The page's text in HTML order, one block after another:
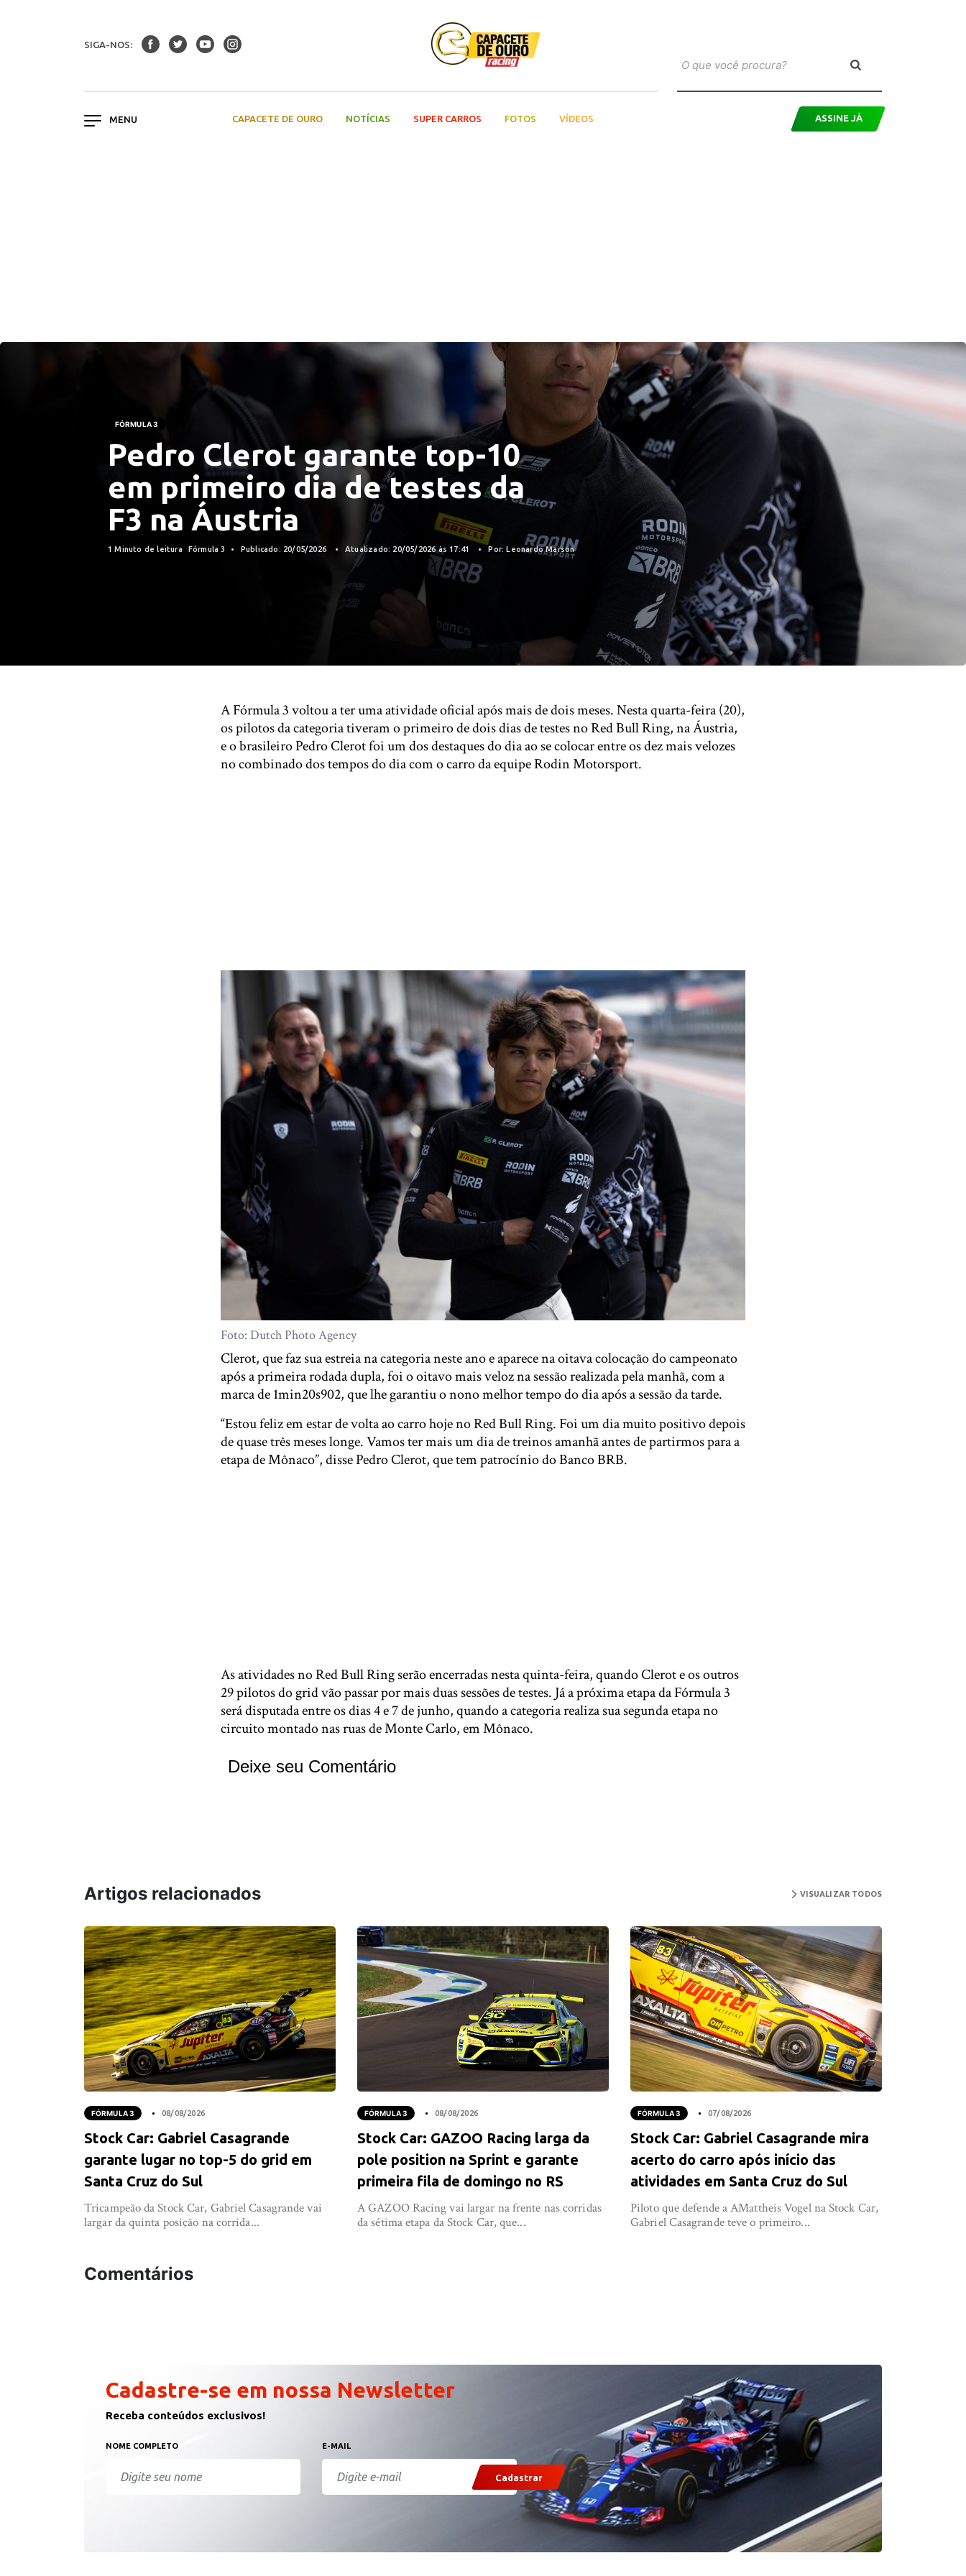
SIGA-NOS:
CAPACETE DE OURO NOTÍCIAS SUPER CARROS FOTOS VÍDEOS ASSINE JÁ
FÓRMULA 3
Pedro Clerot garante top-10
em primeiro dia de testes da
F3 na Áustria
1 Minuto de leitura Fórmula 3 Publicado: 20/05/2026 Atualizado: 20/05/2026 às 17:41 Por: Leonardo Marson
A Fórmula 3 voltou a ter uma atividade oficial após mais de dois meses. Nesta quarta-feira (20),
os pilotos da categoria tiveram o primeiro de dois dias de testes no Red Bull Ring, na Áustria,
e o brasileiro Pedro Clerot foi um dos destaques do dia ao se colocar entre os dez mais velozes
no combinado dos tempos do dia com o carro da equipe Rodin Motorsport.
Foto: Dutch Photo Agency
Clerot, que faz sua estreia na categoria neste ano e aparece na oitava colocação do campeonato
após a primeira rodada dupla, foi o oitavo mais veloz na sessão realizada pela manhã, com a
marca de 1min20s902, que lhe garantiu o nono melhor tempo do dia após a sessão da tarde.
“Estou feliz em estar de volta ao carro hoje no Red Bull Ring. Foi um dia muito positivo depois
de quase três meses longe. Vamos ter mais um dia de treinos amanhã antes de partirmos para a
etapa de Mônaco”, disse Pedro Clerot, que tem patrocínio do Banco BRB.
As atividades no Red Bull Ring serão encerradas nesta quinta-feira, quando Clerot e os outros
29 pilotos do grid vão passar por mais duas sessões de testes. Já a próxima etapa da Fórmula 3
será disputada entre os dias 4 e 7 de junho, quando a categoria realiza sua segunda etapa no
circuito montado nas ruas de Monte Carlo, em Mônaco.
Deixe seu Comentário
Artigos relacionados VISUALIZAR TODOS
FÓRMULA 3 08/08/2026
Stock Car: Gabriel Casagrande
garante lugar no top-5 do grid em
Santa Cruz do Sul
Tricampeão da Stock Car, Gabriel Casagrande vai
largar da quinta posição na corrida...
FÓRMULA 3 08/08/2026
Stock Car: GAZOO Racing larga da
pole position na Sprint e garante
primeira fila de domingo no RS
A GAZOO Racing vai largar na frente nas corridas
da sétima etapa da Stock Car, que...
FÓRMULA 3 07/08/2026
Stock Car: Gabriel Casagrande mira
acerto do carro após início das
atividades em Santa Cruz do Sul
Piloto que defende a AMattheis Vogel na Stock Car,
Gabriel Casagrande teve o primeiro...
Comentários
Cadastre-se em nossa Newsletter
Receba conteúdos exclusivos!
NOME COMPLETO E-MAIL
Cadastrar